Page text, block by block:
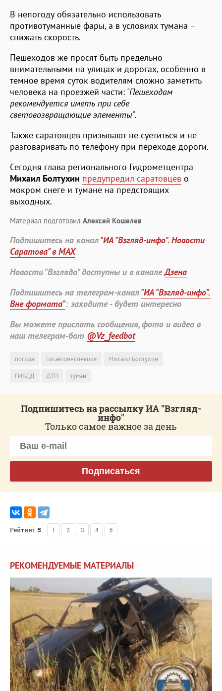
В непогоду обязательно использовать
противотуманные фары, а в условиях тумана –
снижать скорость.
Пешеходов же просят быть предельно
внимательными на улицах и дорогах, особенно в
темное время суток водителям сложно заметить
человека на проезжей части: "Пешеходам
рекомендуется иметь при себе
световозвращающие элементы".
Также саратовцев призывают не суетиться и не
разговаривать по телефону при переходе дороги.
Сегодня глава регионального Гидрометцентра
Михаил Болтухин предупредил саратовцев о
мокром снеге и тумане на предстоящих
выходных.
Материал подготовил Алексей Кошелев
Подпишитесь на канал"ИА "Взгляд-инфо". Новости
Саратова" в MAX
Новости "Взгляда" доступны и в каналеДзена
Подпишитесь на телеграм-канал"ИА "Взгляд-инфо".
Вне формата": заходите - будет интересно
Вы можете прислать сообщения, фото и видео в
наш телеграм-бот @Vz_feedbot
погода Госавтоинспекция
Михаил Болтухин
ГИБДД
ДТП туман
Подпишитесь на рассылку ИА "Взгляд-
инфо"
Только самое важное за день
Подписаться
Рейтинг:5 1 2 3 4 5
РЕКОМЕНДУЕМЫЕ МАТЕРИАЛЫ